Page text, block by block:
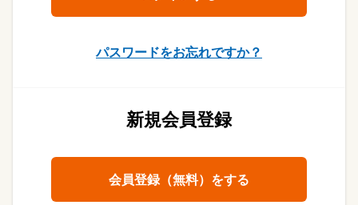
パスワードをお忘れですか？
新規会員登録
会員登録（無料）をする